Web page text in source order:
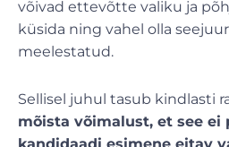
võivad ettevõtte valiku ja
küsida ning vahel olla
meelestatud.
Sellisel juhul tasub kindlasti
mõista võimalust, et see ei